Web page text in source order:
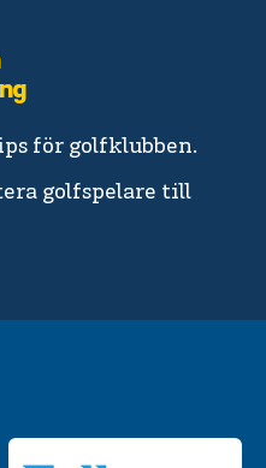
för golfklubben.
golfspelare till